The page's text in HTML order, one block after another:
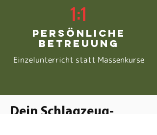
1:1
Persönliche
Betreuung
Einzelunterricht statt Massenkurse
Dein Schlagzeug-